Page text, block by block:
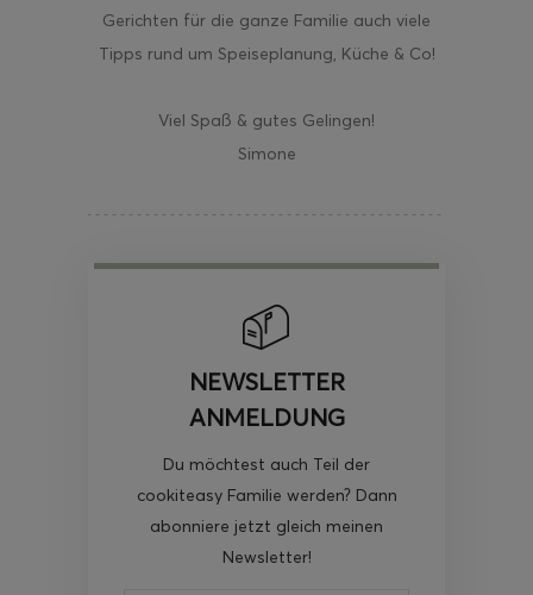
Gerichten für die ganze Familie auch viele
Tipps rund um Speiseplanung, Küche & Co!
Viel Spaß & gutes Gelingen!
Simone
NEWSLETTER
ANMELDUNG
Du möchtest auch Teil der
cookiteasy Familie werden? Dann
abonniere jetzt gleich meinen
Newsletter!